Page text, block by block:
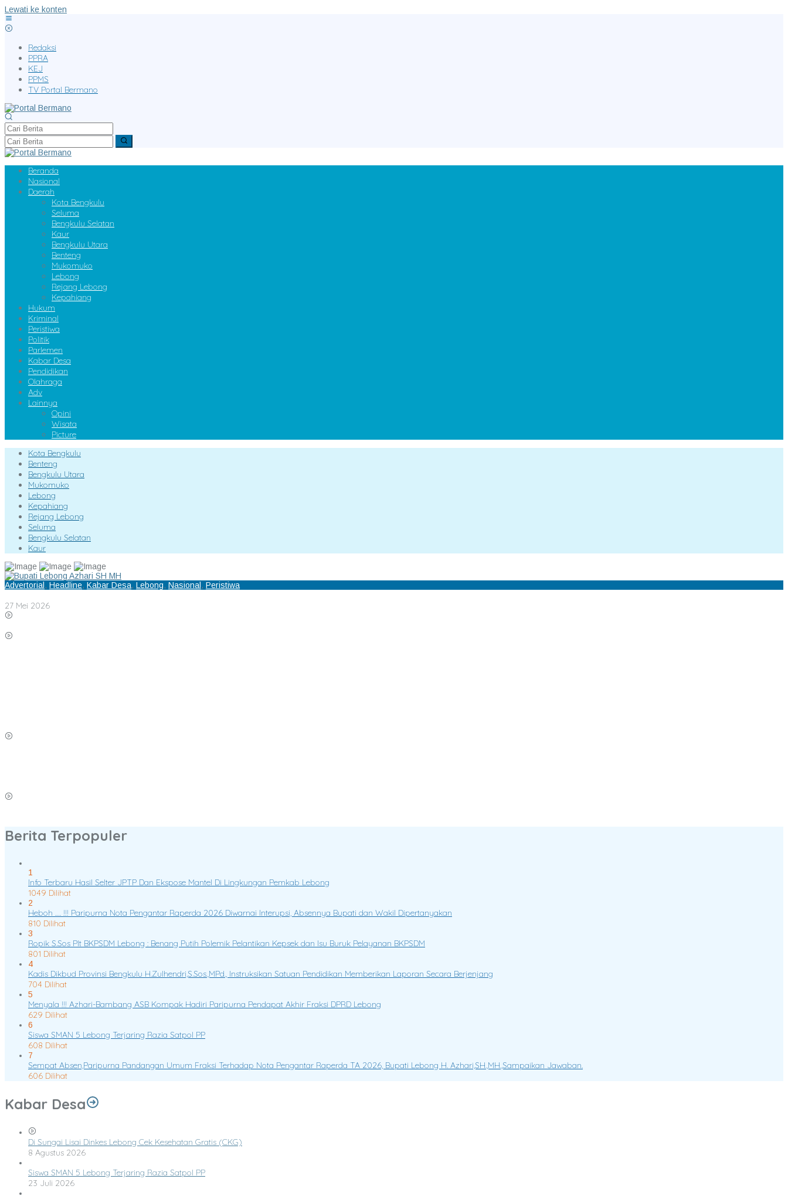
Lewati ke konten
Redaksi
PPRA
KEJ
PPMS
TV Portal Bermano
Beranda
Nasional
Daerah
Kota Bengkulu
Seluma
Bengkulu Selatan
Kaur
Bengkulu Utara
Benteng
Mukomuko
Lebong
Rejang Lebong
Kepahiang
Hukum
Kriminal
Peristiwa
Politik
Parlemen
Kabar Desa
Pendidikan
Olahraga
Adv
Lainnya
Opini
Wisata
Picture
Kota Bengkulu
Benteng
Bengkulu Utara
Mukomuko
Lebong
Kepahiang
Rejang Lebong
Seluma
Bengkulu Selatan
Kaur
Advertorial , Headline, Kabar Desa, Lebong, Nasional , Peristiwa
27 Mei 2026
Berita Terpopuler
1
Info Terbaru Hasil Selter JPTP Dan Ekspose Mantel Di Lingkungan Pemkab Lebong
1049 Dilihat
2
Heboh …. !!! Paripurna Nota Pengantar Raperda 2026 Diwarnai Interupsi, Absennya Bupati dan Wakil Dipertanyakan
810 Dilihat
3
Ropik S.Sos Plt BKPSDM Lebong : Benang Putih Polemik Pelantikan Kepsek dan Isu Buruk Pelayanan BKPSDM
801 Dilihat
4
Kadis Dikbud Provinsi Bengkulu H.Zulhendri,S.Sos.,MPd., Instruksikan Satuan Pendidikan Memberikan Laporan Secara Berjenjang
704 Dilihat
5
Menyala !!! Azhari-Bambang ASB Kompak Hadiri Paripurna Pendapat Akhir Fraksi DPRD Lebong
629 Dilihat
6
Siswa SMAN 5 Lebong Terjaring Razia Satpol PP
608 Dilihat
7
Sempat Absen,Paripurna Pandangan Umum Fraksi Terhadap Nota Pengantar Raperda TA 2026, Bupati Lebong H. Azhari,SH.,MH.,Sampaikan Jawaban.
606 Dilihat
Kabar Desa
Di Sungai Lisai Dinkes Lebong Cek Kesehatan Gratis (CKG)
8 Agustus 2026
Siswa SMAN 5 Lebong Terjaring Razia Satpol PP
23 Juli 2026